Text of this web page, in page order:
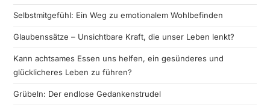
Selbstmitgefühl: Ein Weg zu emotionalem Wohlbefinden
Glaubenssätze – Unsichtbare Kraft, die unser Leben lenkt?
Kann achtsames Essen uns helfen, ein gesünderes und
glücklicheres Leben zu führen?
Grübeln: Der endlose Gedankenstrudel